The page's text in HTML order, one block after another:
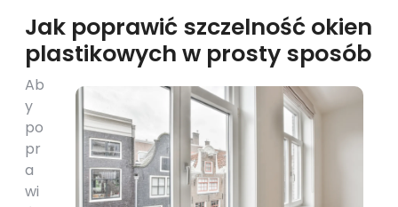
Jak poprawić szczelność okien
plastikowych w prosty sposób
Ab
y
po
pr
a
wi